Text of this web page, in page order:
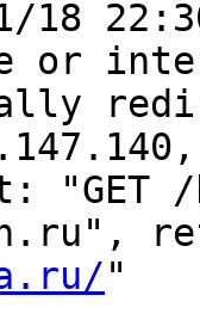
18
or
"GET
"